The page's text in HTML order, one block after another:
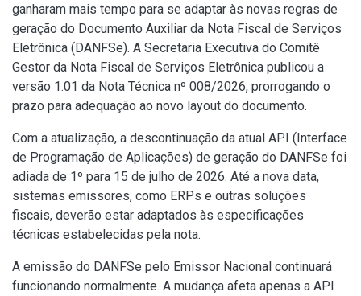
ganharam mais tempo para se adaptar às novas regras de
geração do Documento Auxiliar da Nota Fiscal de Serviços
Eletrônica (DANFSe). A Secretaria Executiva do Comitê
Gestor da Nota Fiscal de Serviços Eletrônica publicou a
versão 1.01 da Nota Técnica nº 008/2026, prorrogando o
prazo para adequação ao novo layout do documento.
Com a atualização, a descontinuação da atual API (Interface
de Programação de Aplicações) de geração do DANFSe foi
adiada de 1º para 15 de julho de 2026. Até a nova data,
sistemas emissores, como ERPs e outras soluções
fiscais, deverão estar adaptados às especificações
técnicas estabelecidas pela nota.
A emissão do DANFSe pelo Emissor Nacional continuará
funcionando normalmente. A mudança afeta apenas a API